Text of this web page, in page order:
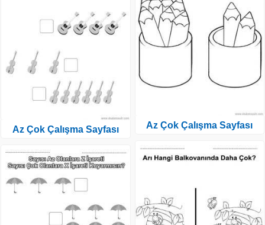
Az Çok Çalışma Sayfası Az Çok Çalışma Sayfası